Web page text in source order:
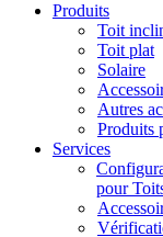
Produits
Toit
Toit plat
Solaire
Autres
Produits
Services
pour